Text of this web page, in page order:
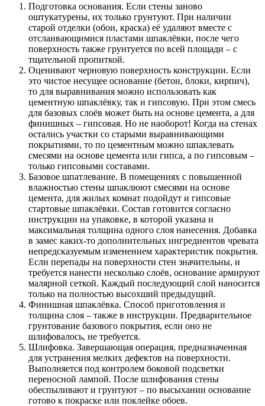
Подготовка основания. Если стены заново
оштукатурены, их только грунтуют. При наличии
старой отделки (обои, краска) её удаляют вместе с
отслаивающимися пластами шпаклёвки, после чего
поверхность также грунтуется по всей площади – с
тщательной пропиткой.
Оценивают черновую поверхность конструкции. Если
это чистое несущее основание (бетон, блоки, кирпич),
то для выравнивания можно использовать как
цементную шпаклёвку, так и гипсовую. При этом смесь
для базовых слоёв может быть на основе цемента, а для
финишных – гипсовая. Но не наоборот! Когда на стенах
остались участки со старыми выравнивающими
покрытиями, то по цементным можно шпаклевать
смесями на основе цемента или гипса, а по гипсовым –
только гипсовыми составами.
Базовое шпатлевание. В помещениях с повышенной
влажностью стены шпаклюют смесями на основе
цемента, для жилых комнат подойдут и гипсовые
стартовые шпаклёвки. Состав готовится согласно
инструкции на упаковке, в которой указана и
максимальная толщина одного слоя нанесения. Добавка
в замес каких-то дополнительных ингредиентов чревата
непредсказуемым изменением характеристик покрытия.
Если перепады на поверхности стен значительны, и
требуется нанести несколько слоёв, основание армируют
малярной сеткой. Каждый последующий слой наносится
только на полностью высохший предыдущий.
Финишная шпаклёвка. Способ приготовления и
толщина слоя – также в инструкции. Предварительное
грунтование базового покрытия, если оно не
шлифовалось, не требуется.
Шлифовка. Завершающая операция, предназначенная
для устранения мелких дефектов на поверхности.
Выполняется под контролем боковой подсветки
переносной лампой. После шлифования стены
обеспыливают и грунтуют – по высыхании основание
готово к покраске или поклейке обоев.